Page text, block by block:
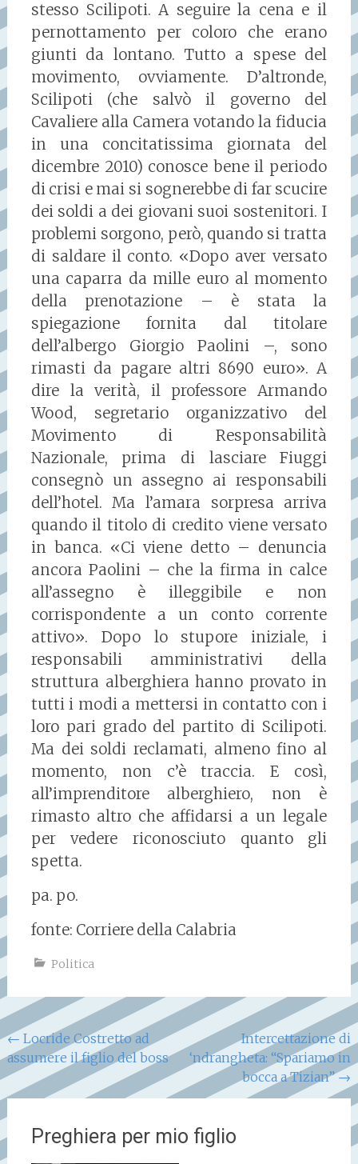
stesso Scilipoti. A seguire la cena e il
pernottamento per coloro che erano
giunti da lontano. Tutto a spese del
movimento, ovviamente. D’altronde,
Scilipoti (che salvò il governo del
Cavaliere alla Camera votando la fiducia
in una concitatissima giornata del
dicembre 2010) conosce bene il periodo
di crisi e mai si sognerebbe di far scucire
dei soldi a dei giovani suoi sostenitori. I
problemi sorgono, però, quando si tratta
di saldare il conto. «Dopo aver versato
una caparra da mille euro al momento
della prenotazione – è stata la
spiegazione fornita dal titolare
dell’albergo Giorgio Paolini –, sono
rimasti da pagare altri 8690 euro». A
dire la verità, il professore Armando
Wood, segretario organizzativo del
Movimento di Responsabilità
Nazionale, prima di lasciare Fiuggi
consegnò un assegno ai responsabili
dell’hotel. Ma l’amara sorpresa arriva
quando il titolo di credito viene versato
in banca. «Ci viene detto – denuncia
ancora Paolini – che la firma in calce
all’assegno è illeggibile e non
corrispondente a un conto corrente
attivo». Dopo lo stupore iniziale, i
responsabili amministrativi della
struttura alberghiera hanno provato in
tutti i modi a mettersi in contatto con i
loro pari grado del partito di Scilipoti.
Ma dei soldi reclamati, almeno fino al
momento, non c’è traccia. E così,
all’imprenditore alberghiero, non è
rimasto altro che affidarsi a un legale
per vedere riconosciuto quanto gli
spetta.
pa. po.
fonte: Corriere della Calabria
Politica
Navigazione
articoli
← Locride Costretto ad
assumere il figlio del boss
Intercettazione di
‘ndrangheta: “Spariamo in
bocca a Tizian”→
Preghiera per mio figlio